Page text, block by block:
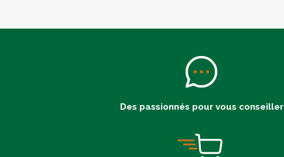
Des passionnés pour vous conseiller